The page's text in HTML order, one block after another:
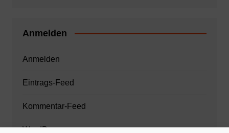
Anmelden
Anmelden
Eintrags-Feed
Kommentar-Feed
WordPress.org